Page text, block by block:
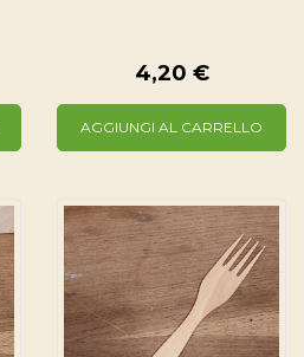
4,20 €
AGGIUNGI AL CARRELLO